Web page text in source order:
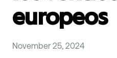
europeos
November 25, 2024